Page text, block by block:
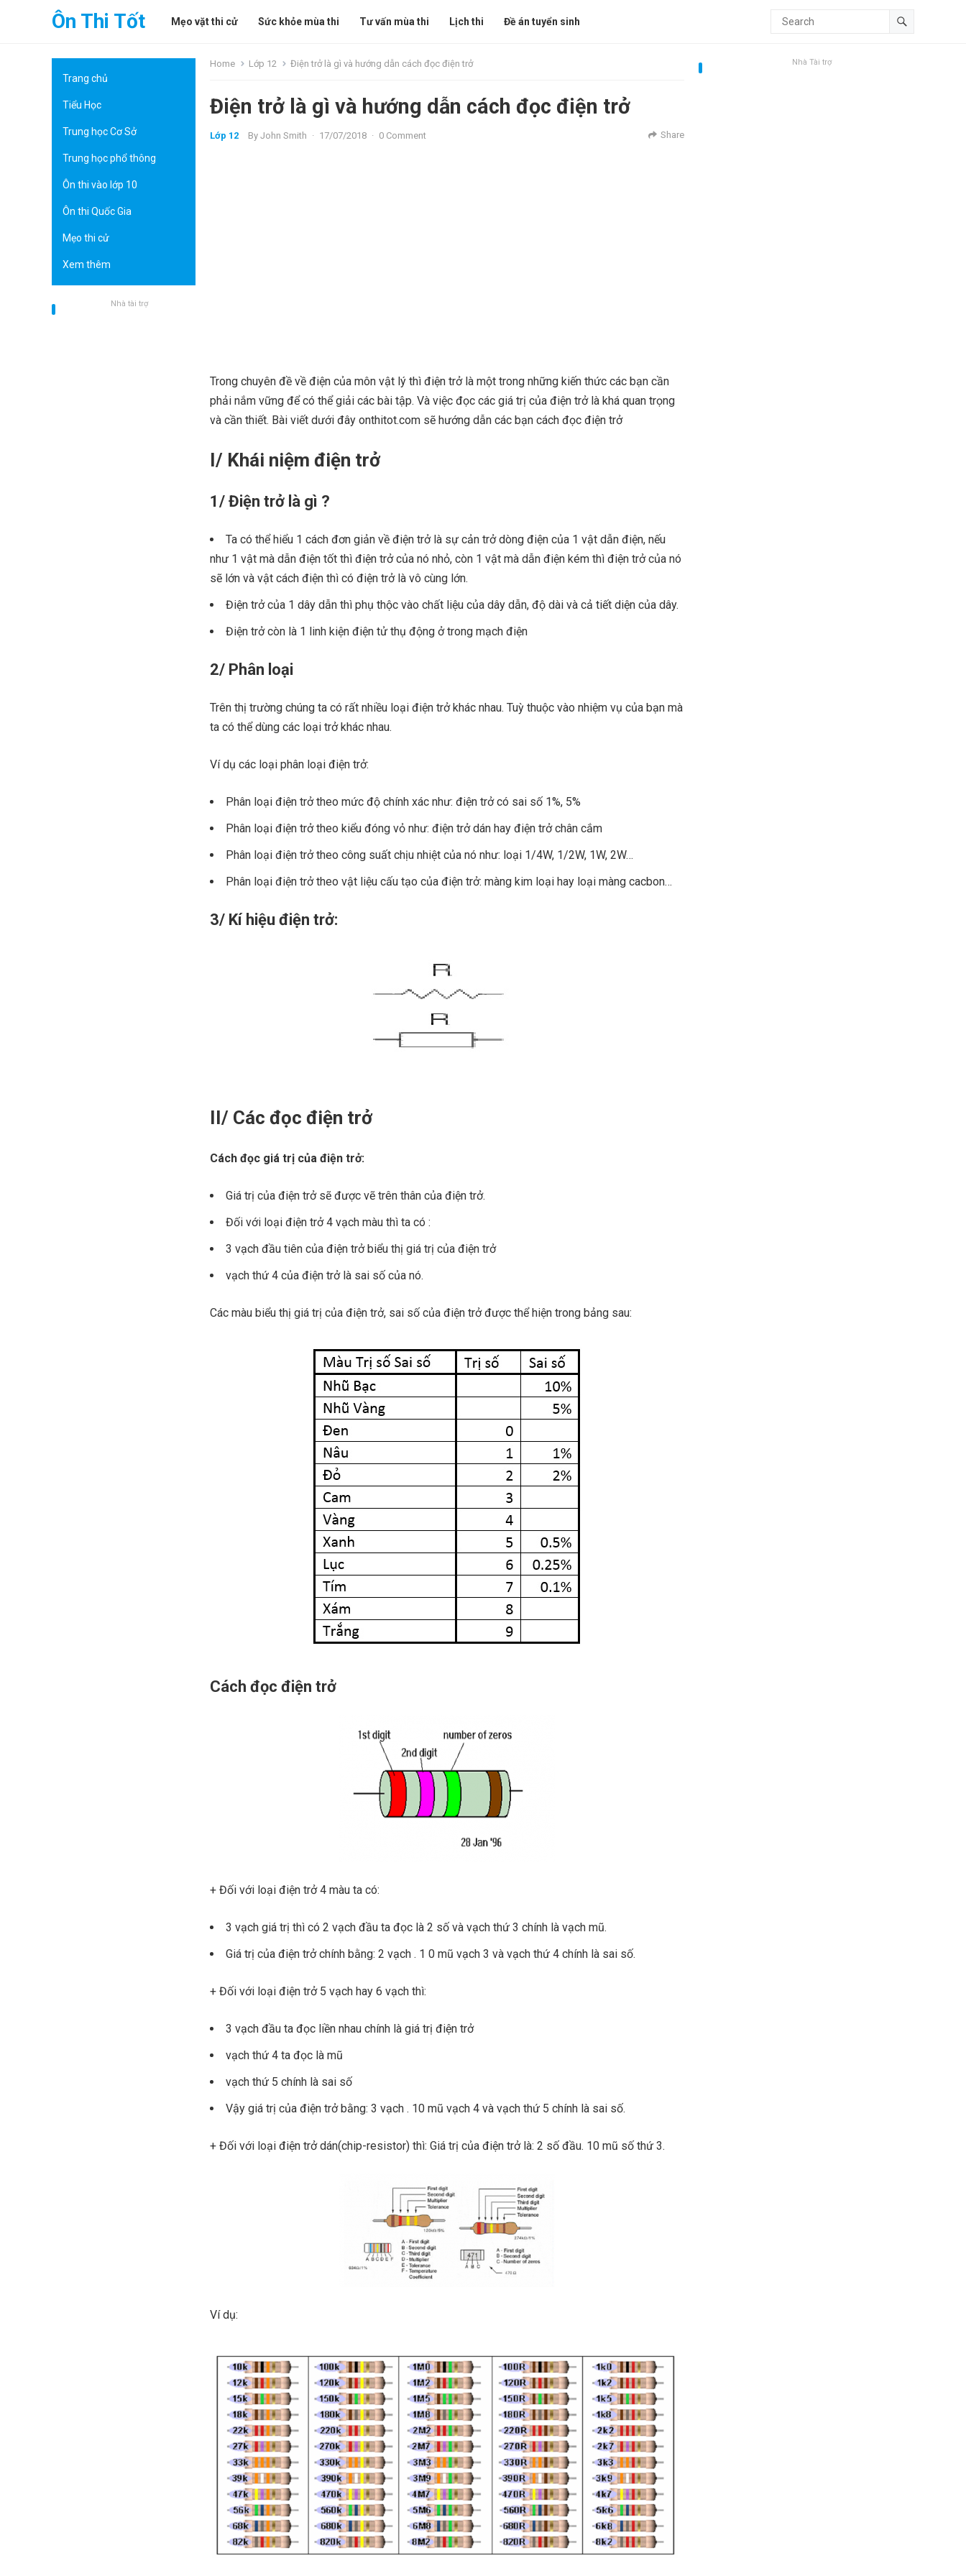
Ôn Thi Tốt Mẹo vặt thi cử Sức khỏe mùa thi Tư vấn mùa thi Lịch thi Đề án tuyển sinh
Trang chủ
Tiểu Học
Trung học Cơ Sở
Trung học phổ thông
Ôn thi vào lớp 10
Ôn thi Quốc Gia
Mẹo thi cử
Xem thêm
Nhà tài trợ
Home Lớp 12 Điện trở là gì và hướng dẫn cách đọc điện trở
Điện trở là gì và hướng dẫn cách đọc điện trở
Lớp 12 By John Smith · 17/07/2018 · 0 Comment Share
Trong chuyên đề về điện của môn vật lý thì điện trở là một trong những kiến thức các bạn cần
phải nắm vững để có thể giải các bài tập. Và việc đọc các giá trị của điện trở là khá quan trọng
và cần thiết. Bài viết dưới đây onthitot.com sẽ hướng dẫn các bạn cách đọc điện trở
I/ Khái niệm điện trở
1/ Điện trở là gì ?
Ta có thể hiểu 1 cách đơn giản về điện trở là sự cản trở dòng điện của 1 vật dẫn điện, nếu
như 1 vật mà dẫn điện tốt thì điện trở của nó nhỏ, còn 1 vật mà dẫn điện kém thì điện trở của nó
sẽ lớn và vật cách điện thì có điện trở là vô cùng lớn.
Điện trở của 1 dây dẫn thì phụ thộc vào chất liệu của dây dẫn, độ dài và cả tiết diện của dây.
Điện trở còn là 1 linh kiện điện tử thụ động ở trong mạch điện
2/ Phân loại
Trên thị trường chúng ta có rất nhiều loại điện trở khác nhau. Tuỳ thuộc vào nhiệm vụ của bạn mà
ta có thể dùng các loại trở khác nhau.
Ví dụ các loại phân loại điện trở:
Phân loại điện trở theo mức độ chính xác như: điện trở có sai số 1%, 5%
Phân loại điện trở theo kiểu đóng vỏ như: điện trở dán hay điện trở chân cắm
Phân loại điện trở theo công suất chịu nhiệt của nó như: loại 1/4W, 1/2W, 1W, 2W…
Phân loại điện trở theo vật liệu cấu tạo của điện trở: màng kim loại hay loại màng cacbon…
3/ Kí hiệu điện trở:
II/ Các đọc điện trở
Cách đọc giá trị của điện trở:
Giá trị của điện trở sẽ được vẽ trên thân của điện trở.
Đối với loại điện trở 4 vạch màu thì ta có :
3 vạch đầu tiên của điện trở biểu thị giá trị của điện trở
vạch thứ 4 của điện trở là sai số của nó.
Các màu biểu thị giá trị của điện trở, sai số của điện trở được thể hiện trong bảng sau:
Cách đọc điện trở
+ Đối với loại điện trở 4 màu ta có:
3 vạch giá trị thì có 2 vạch đầu ta đọc là 2 số và vạch thứ 3 chính là vạch mũ.
Giá trị của điện trở chính bằng: 2 vạch . 1 0 mũ vạch 3 và vạch thứ 4 chính là sai số.
+ Đối với loại điện trở 5 vạch hay 6 vạch thì:
3 vạch đầu ta đọc liền nhau chính là giá trị điện trở
vạch thứ 4 ta đọc là mũ
vạch thứ 5 chính là sai số
Vậy giá trị của điện trở bằng: 3 vạch . 10 mũ vạch 4 và vạch thứ 5 chính là sai số.
+ Đối với loại điện trở dán(chip-resistor) thì: Giá trị của điện trở là: 2 số đầu. 10 mũ số thứ 3.
Ví dụ:
Nhà Tài trợ